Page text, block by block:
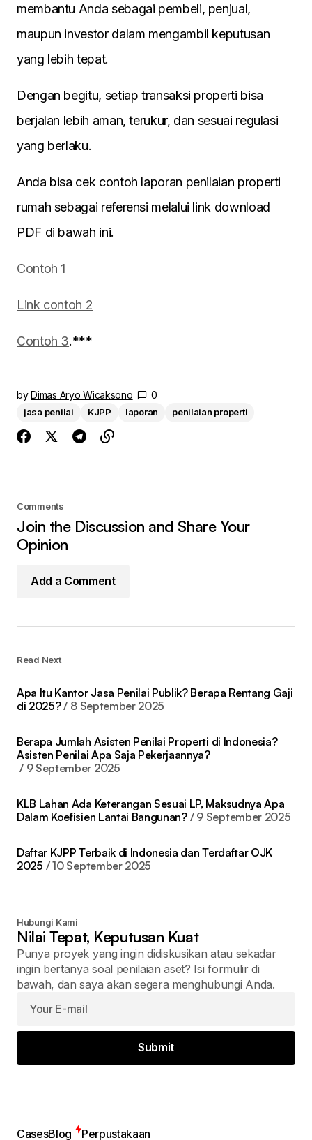
membantu Anda sebagai pembeli, penjual,
maupun investor dalam mengambil keputusan
yang lebih tepat.
Dengan begitu, setiap transaksi properti bisa
berjalan lebih aman, terukur, dan sesuai regulasi
yang berlaku.
Anda bisa cek contoh laporan penilaian properti
rumah sebagai referensi melalui link download
PDF di bawah ini.
Contoh 1
Link contoh 2
Contoh 3.***
by Dimas Aryo Wicaksono 0
jasa penilai KJPP laporan penilaian properti
Comments
Join the Discussion and Share Your
Opinion
Add a Comment
Read Next
Apa Itu Kantor Jasa Penilai Publik? Berapa Rentang Gaji
di 2025?
8 September 2025
Berapa Jumlah Asisten Penilai Properti di Indonesia?
Asisten Penilai Apa Saja Pekerjaannya?
9 September 2025
KLB Lahan Ada Keterangan Sesuai LP, Maksudnya Apa
Dalam Koefisien Lantai Bangunan?
9 September 2025
Daftar KJPP Terbaik di Indonesia dan Terdaftar OJK
2025
10 September 2025
Hubungi Kami
Nilai Tepat, Keputusan Kuat
Punya proyek yang ingin didiskusikan atau sekadar
ingin bertanya soal penilaian aset? Isi formulir di
bawah, dan saya akan segera menghubungi Anda.
Submit
CasesBlog Perpustakaan